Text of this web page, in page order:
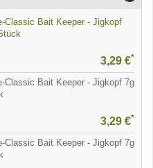
Classic Bait Keeper - Jigkopf
3,29 €*
Classic Bait Keeper - Jigkopf 7g
3,29 €*
Classic Bait Keeper - Jigkopf 7g